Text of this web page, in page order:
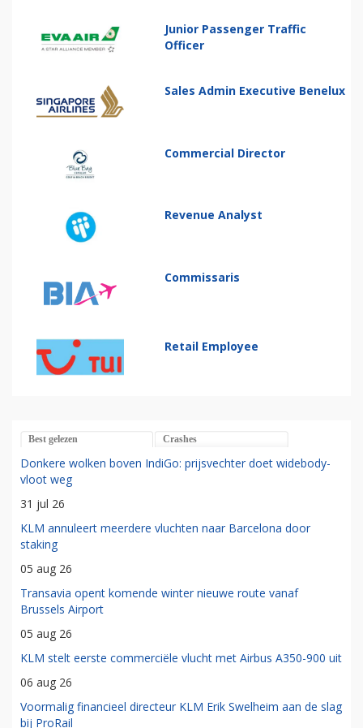
Junior Passenger Traffic
Officer
Sales Admin Executive Benelux
Commercial Director
Revenue Analyst
Commissaris
Retail Employee
Best gelezen Crashes
Donkere wolken boven IndiGo: prijsvechter doet widebody-
vloot weg
31 jul 26
KLM annuleert meerdere vluchten naar Barcelona door
staking
05 aug 26
Transavia opent komende winter nieuwe route vanaf
Brussels Airport
05 aug 26
KLM stelt eerste commerciële vlucht met Airbus A350-900 uit
06 aug 26
Voormalig financieel directeur KLM Erik Swelheim aan de slag
bij ProRail